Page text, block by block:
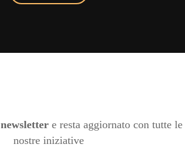
newsletter e resta aggiornato con tutte le
nostre iniziative